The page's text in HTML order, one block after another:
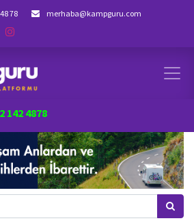
78
merhaba@kampguru.com
142 4878